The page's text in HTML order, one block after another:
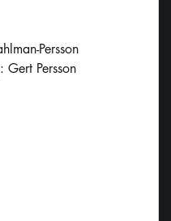
Persson
Gert Persson